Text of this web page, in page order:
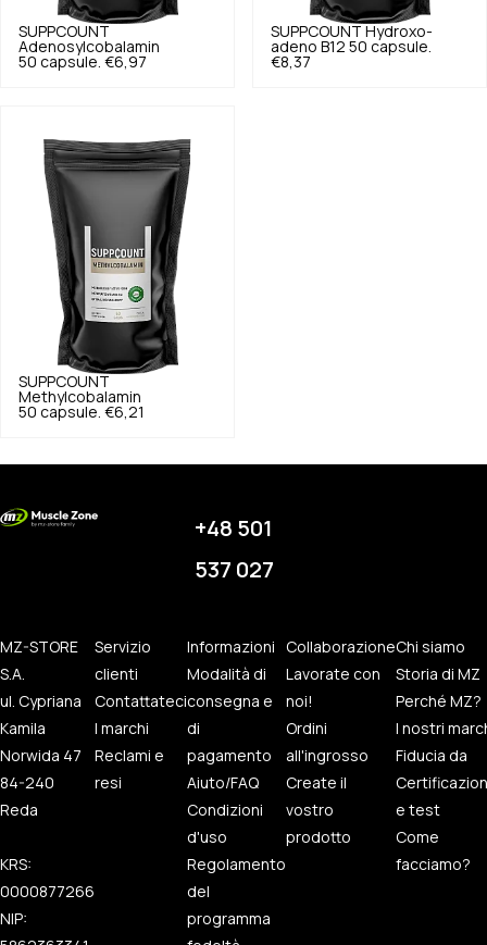
SUPPCOUNT
Adenosylcobalamin
50 capsule. €6,97
SUPPCOUNT Hydroxo-
adeno B12 50 capsule.
€8,37
SUPPCOUNT
Methylcobalamin
50 capsule. €6,21
+48 501
537 027
MZ-STORE
S.A.
ul. Cypriana
Kamila
Norwida 47
84-240
Reda
KRS:
0000877266
NIP:
Servizio
clienti
Contattateci
I marchi
Reclami e
resi
Informazioni
Modalità di
consegna e
di
pagamento
Aiuto/FAQ
Condizioni
d'uso
Regolamento
del
programma
Collaborazione
Lavorate con
noi!
Ordini
all'ingrosso
Create il
vostro
prodotto
Chi siamo
Storia di MZ
Perché MZ?
I nostri
Fiducia da
e test
Come
facciamo?